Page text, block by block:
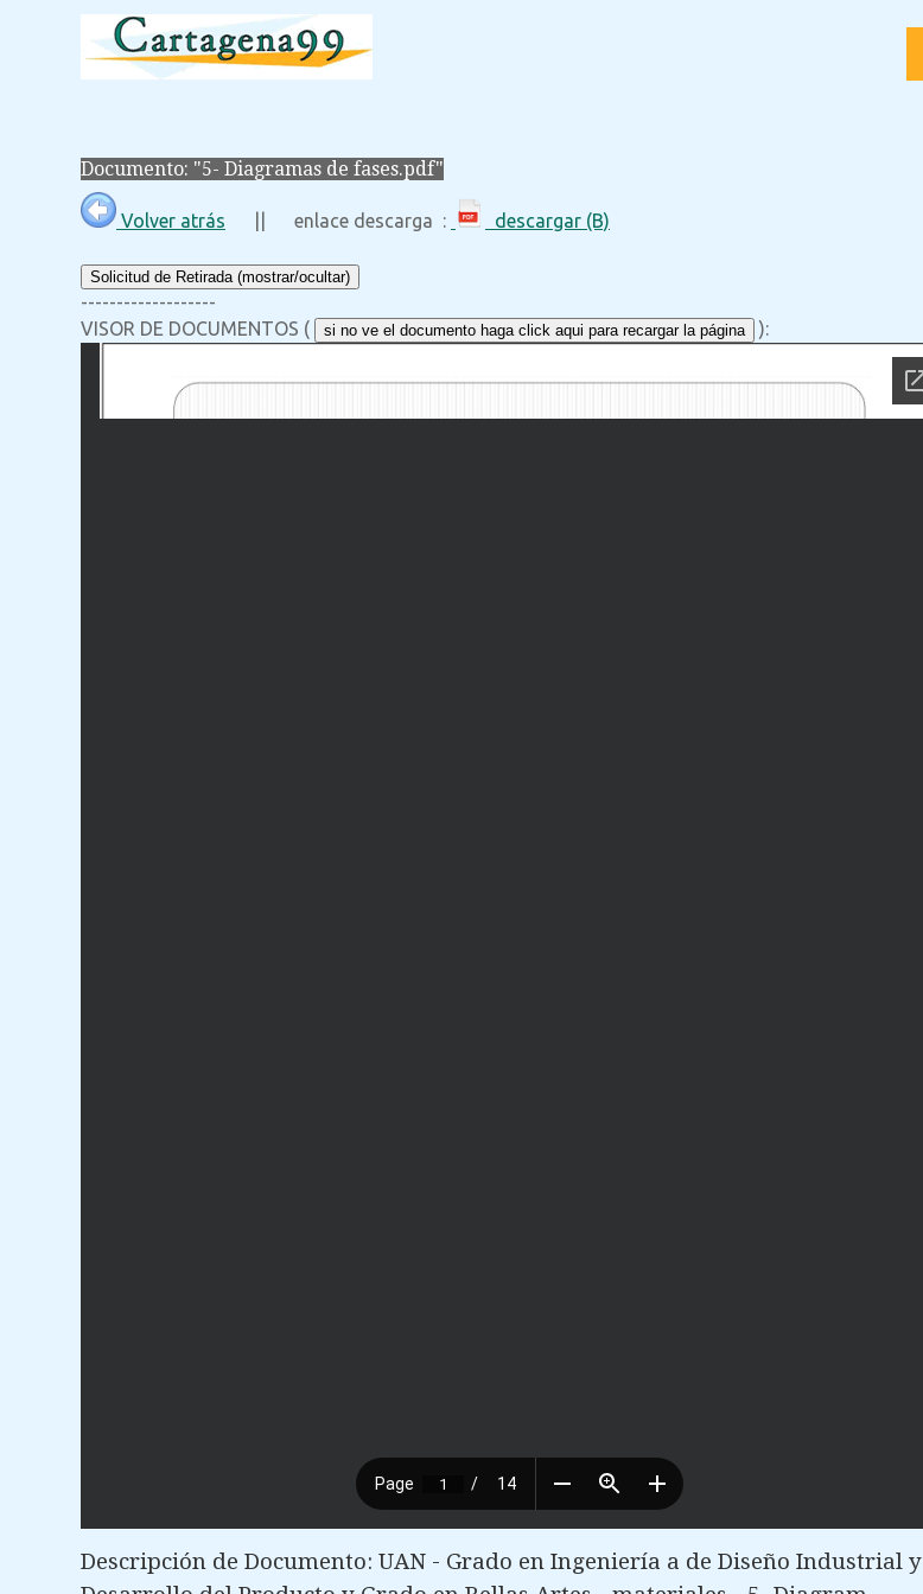
Documento: "5- Diagramas de fases.pdf"
Volver atrás || enlace descarga : descargar (B)
Solicitud de Retirada (mostrar/ocultar)
-------------------
VISOR DE DOCUMENTOS (
si no ve el documento haga click aqui para recargar la página ):
Descripción de Documento: UAN - Grado en Ingeniería a de Diseño Industrial y